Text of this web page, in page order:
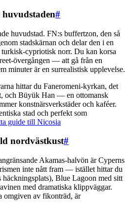
#
huvudstad. FN:s buffertzon, den så
stadskärnan och delar den i en
cypriotisk norr. Du kan korsa
övergången — att gå från en
minuter är en surrealistisk upplevelse.
hittar du Faneromeni-kyrkan, det
och Büyük Han — en ottomansk
konstnärsverkstäder och kaféer.
stad och perfekt som
guide till Nicosia
nordvästkust#
Akamas-halvön är Cyperns
inte nått fram — istället hittar du
häckningsplats), Blue Lagoon med sitt
med dramatiska klippväggar.
omgiven av fikonträd, är